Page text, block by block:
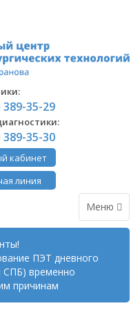
389-35-29
389-35-30
кабинет
линия
Меню
ПЭТ дневного
СПБ) временно
причинам